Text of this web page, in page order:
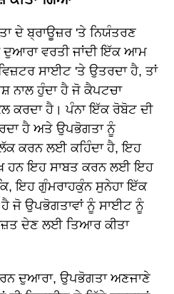
ਦੇ ਬ੍ਰਾਊਜ਼ਰ 'ਤੇ ਨਿਯੰਤਰਣ
ਵਰਤੀ ਜਾਂਦੀ ਇੱਕ ਆਮ
ਸਾਈਟ 'ਤੇ ਉਤਰਦਾ ਹੈ, ਤਾਂ
ਨਾਲ ਹੁੰਦਾ ਹੈ ਜੋ ਕੈਪਟਚਾ
ਕਰਦਾ ਹੈ। ਪੰਨਾ ਇੱਕ ਰੋਬੋਟ ਦੀ
ਹੈ ਅਤੇ ਉਪਭੋਗਤਾ ਨੂੰ
ਕਰਨ ਲਈ ਕਹਿੰਦਾ ਹੈ, ਇਹ
ਹਨ ਇਹ ਸਾਬਤ ਕਰਨ ਲਈ ਇਹ
ਇਹ ਗੁੰਮਰਾਹਕੁੰਨ ਸੁਨੇਹਾ ਇੱਕ
ਜੋ ਉਪਭੋਗਤਾਵਾਂ ਨੂੰ ਸਾਈਟ ਨੂੰ
ਦੇਣ ਲਈ ਤਿਆਰ ਕੀਤਾ
ਦੁਆਰਾ, ਉਪਭੋਗਤਾ ਅਣਜਾਣੇ